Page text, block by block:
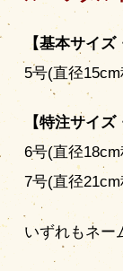
【基本サイズ
5号(直径
【特注サイズ
6号(直径
7号(直径
いずれもネー